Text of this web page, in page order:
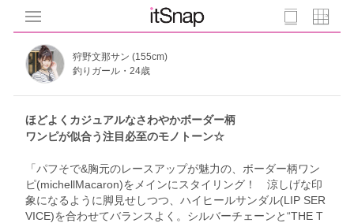
狩野文那サン (155cm)
釣りガール・24歳
ほどよくカジュアルなさわやかボーダー柄
ワンピが似合う注目必至のモノトーン☆
「パフそで&胸元のレースアップが魅力の、ボーダー柄ワン
ピ(michellMacaron)をメインにスタイリング！ 涼しげな印
象になるように脚見せしつつ、ハイヒールサンダル(LIP SER
VICE)を合わせてバランスよく。シルバーチェーンと“THE T